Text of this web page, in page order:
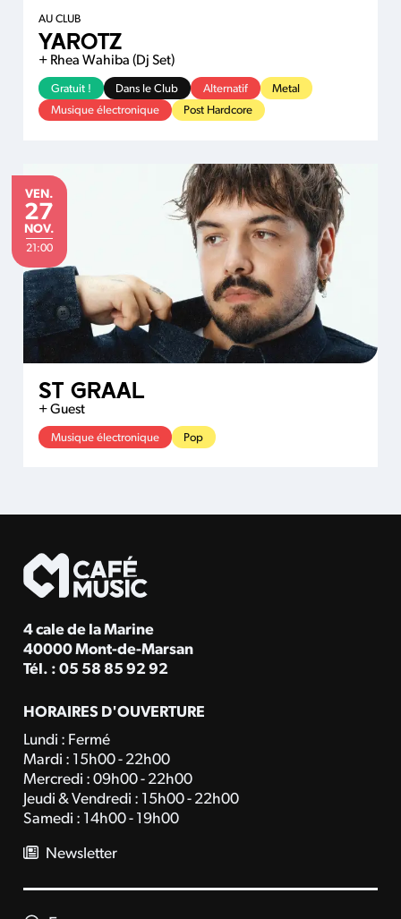
AU CLUB
YAROTZ
+ Rhea Wahiba (Dj Set)
Gratuit ! Dans le Club Alternatif
Metal
Musique électronique
Post Hardcore
VENDREDI
VEN.
27
NOVEMBRE
NOV.
21:00
ST GRAAL
+ Guest
Musique électronique Pop
4 cale de la Marine
40000 Mont-de-Marsan
Tél. : 05 58 85 92 92
HORAIRES D'OUVERTURE
Lundi : Fermé
Mardi : 15h00 - 22h00
Mercredi : 09h00 - 22h00
Jeudi & Vendredi : 15h00 - 22h00
Samedi : 14h00 - 19h00
Newsletter